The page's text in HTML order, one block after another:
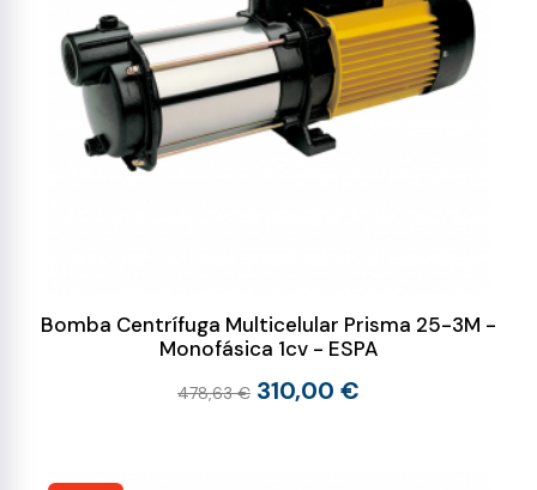
Bomba Centrífuga Multicelular Prisma 25-3M -
Monofásica 1cv - ESPA
478,63 € 310,00 €